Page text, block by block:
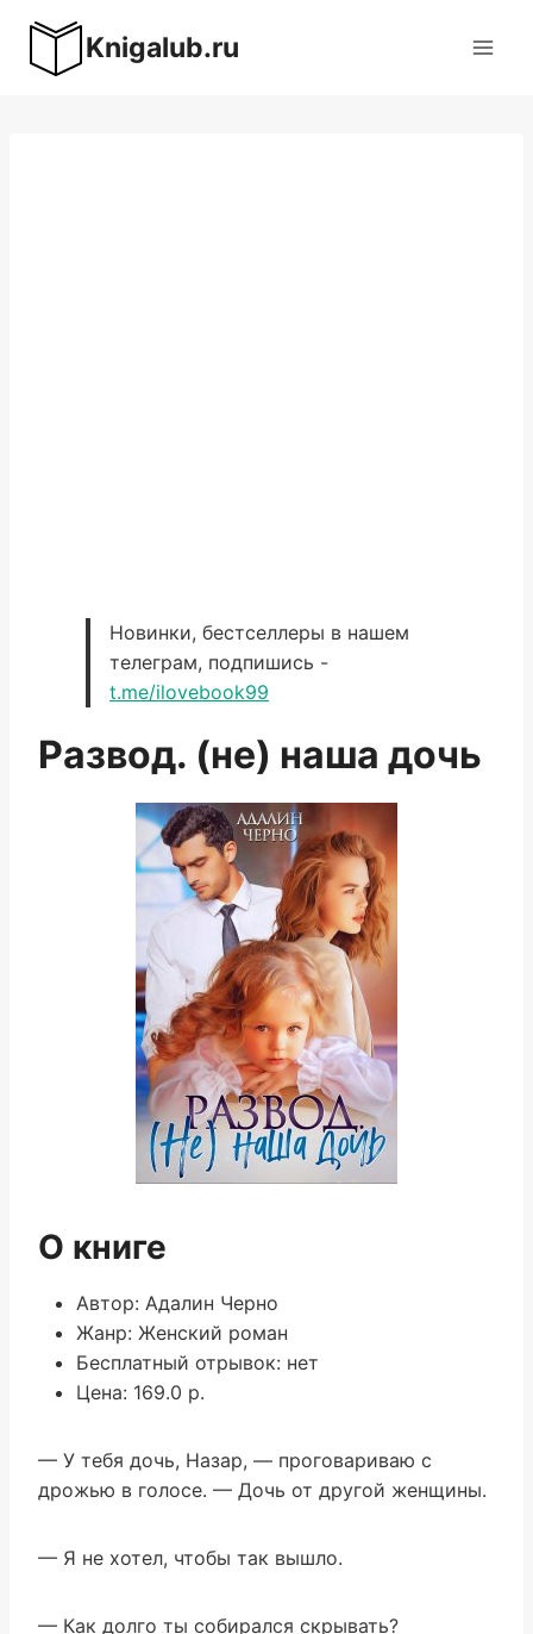
содержимому
Knigalub.ru
Новинки, бестселлеры в нашем
телеграм, подпишись -
t.me/ilovebook99
Развод. (не) наша дочь
О книге
Автор: Адалин Черно
Жанр: Женский роман
Бесплатный отрывок: нет
Цена: 169.0 р.
— У тебя дочь, Назар, — проговариваю с
дрожью в голосе. — Дочь от другой женщины.
— Я не хотел, чтобы так вышло.
— Как долго ты собирался скрывать?